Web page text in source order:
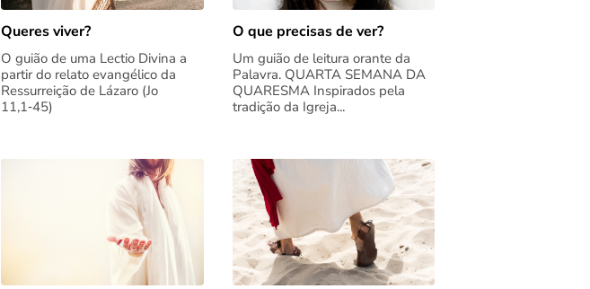
Queres viver?
O guião de uma Lectio Divina a
partir do relato evangélico da
Ressurreição de Lázaro (Jo
11,1‑45)
O que precisas de ver?
Um guião de leitura orante da
Palavra. QUARTA SEMANA DA
QUARESMA Inspirados pela
tradição da Igreja...